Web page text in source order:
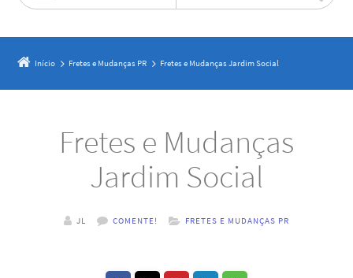
Início Fretes e Mudanças PR Fretes e Mudanças Jardim Social
Fretes e Mudanças
Jardim Social
JL COMENTE! FRETES E MUDANÇAS PR